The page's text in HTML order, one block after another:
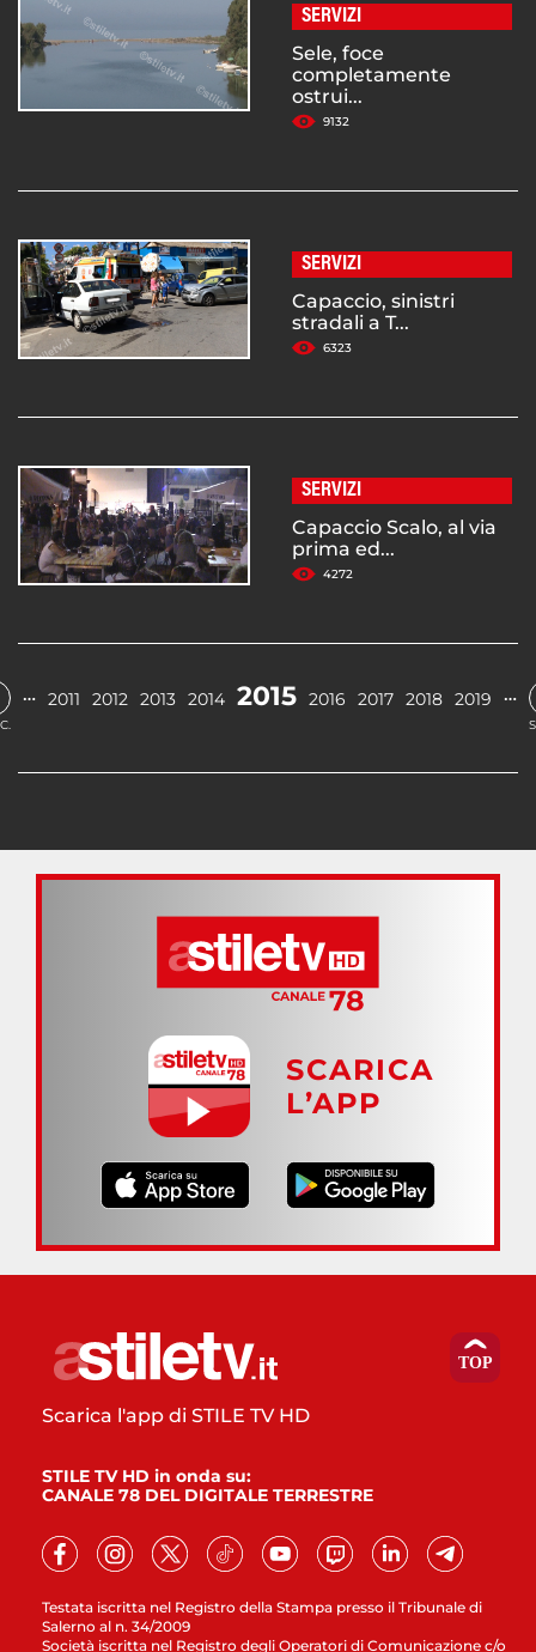
SERVIZI
Sele, foce
completamente
ostrui...
9132
SERVIZI
Capaccio, sinistri
stradali a T...
6323
SERVIZI
Capaccio Scalo, al via
prima ed...
4272
… 2011 2012 2013 2014 2015 2016 2017 2018 2019 …
SCARICA
L’APP
Testata iscritta nel Registro della Stampa presso il Tribunale di
Salerno al n. 34/2009
Società iscritta nel Registro degli Operatori di Comunicazione c/o
Scarica l'app di STILE TV HD
STILE TV HD in onda su:
CANALE 78 DEL DIGITALE TERRESTRE